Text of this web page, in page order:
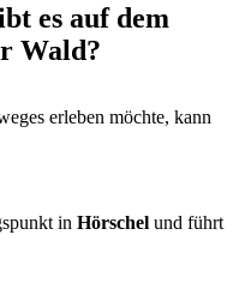
es auf dem
Wald?
erleben möchte, kann
in Hörschel und führt